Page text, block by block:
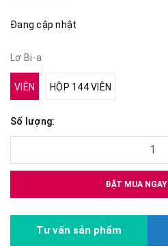
Đang cập nhật
Lơ Bi-a
VIÊN HỘP 144 VIÊN
Số lượng:
ĐẶT MUA NGAY
Tư vấn sản phẩm